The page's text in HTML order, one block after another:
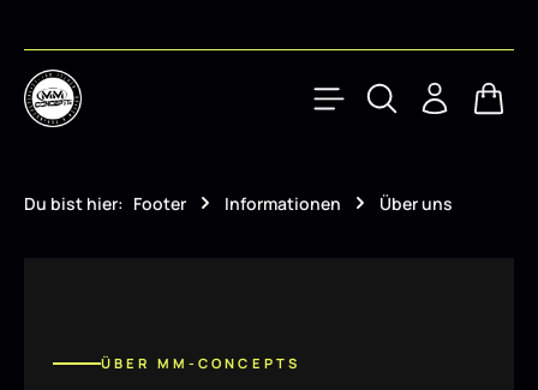
Du bist hier: Footer Informationen Über uns
ÜBER MM-CONCEPTS